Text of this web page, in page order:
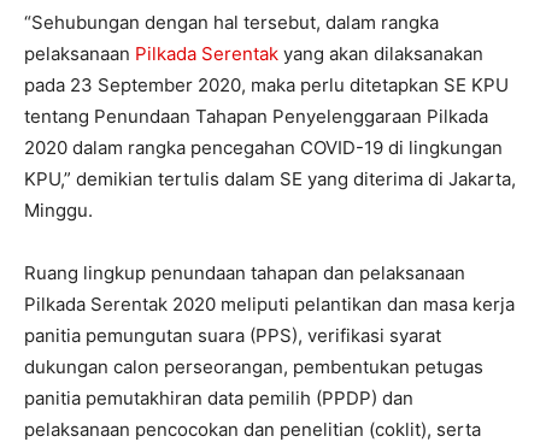
“Sehubungan dengan hal tersebut, dalam rangka
pelaksanaan Pilkada Serentak yang akan dilaksanakan
pada 23 September 2020, maka perlu ditetapkan SE KPU
tentang Penundaan Tahapan Penyelenggaraan Pilkada
2020 dalam rangka pencegahan COVID-19 di lingkungan
KPU,” demikian tertulis dalam SE yang diterima di Jakarta,
Minggu.
Ruang lingkup penundaan tahapan dan pelaksanaan
Pilkada Serentak 2020 meliputi pelantikan dan masa kerja
panitia pemungutan suara (PPS), verifikasi syarat
dukungan calon perseorangan, pembentukan petugas
panitia pemutakhiran data pemilih (PPDP) dan
pelaksanaan pencocokan dan penelitian (coklit), serta